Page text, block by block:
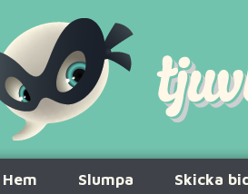
Hem Slumpa Skicka